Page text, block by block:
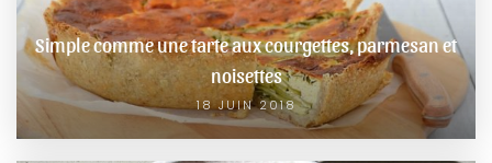
Simple comme une tarte aux courgettes, parmesan et
noisettes
18 JUIN 2018